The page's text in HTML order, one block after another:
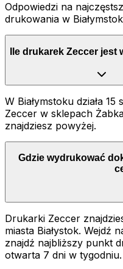
Odpowiedzi na
drukowania w
Ile drukarek Zeccer jest
W Białymstoku działa
Zeccer w sklepach
znajdziesz powyżej.
Gdzie wydrukować
Drukarki Zeccer
miasta Białystok. Wejdź
znajdź najbliższy punkt
otwarta 7 dni w tygodniu.